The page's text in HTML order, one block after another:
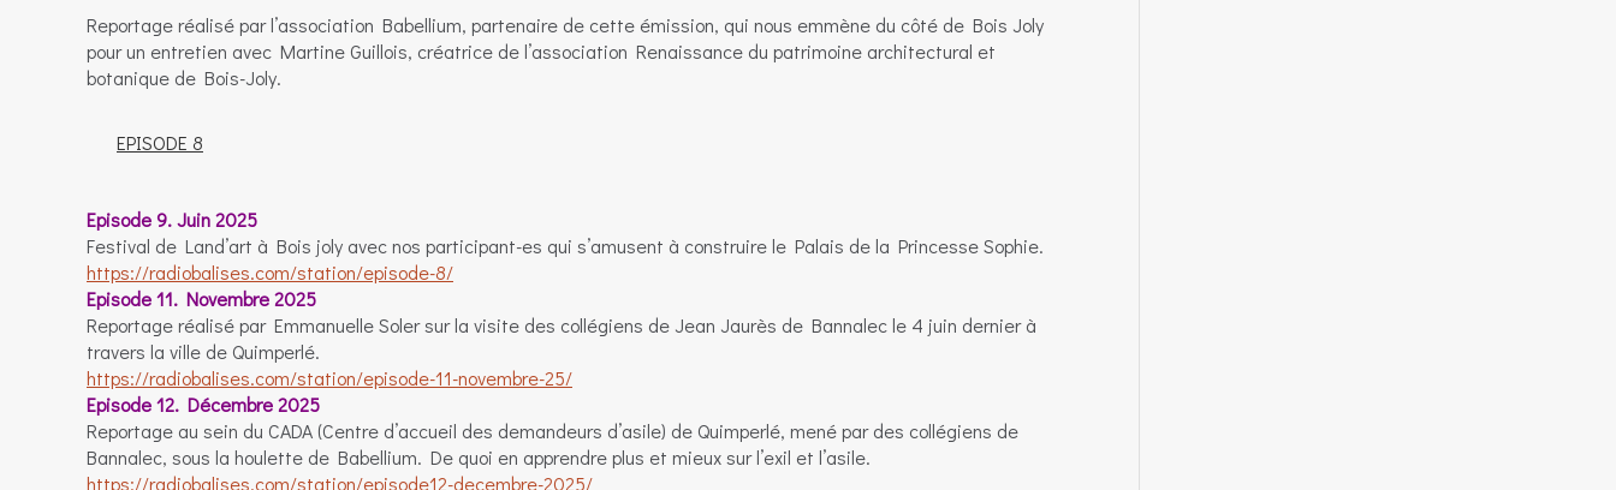
Reportage réalisé par l’association Babellium, partenaire de cette émission, qui nous emmène du côté de Bois Joly
pour un entretien avec Martine Guillois, créatrice de l’association Renaissance du patrimoine architectural et
botanique de Bois-Joly.
EPISODE 8
Episode 9. Juin 2025
Festival de Land’art à Bois joly avec nos participant-es qui s’amusent à construire le Palais de la Princesse Sophie.
https://radiobalises.com/station/episode-8/
Episode 11. Novembre 2025
Reportage réalisé par Emmanuelle Soler sur la visite des collégiens de Jean Jaurès de Bannalec le 4 juin dernier à
travers la ville de Quimperlé.
https://radiobalises.com/station/episode-11-novembre-25/
Episode 12. Décembre 2025
Reportage au sein du CADA (Centre d’accueil des demandeurs d’asile) de Quimperlé, mené par des collégiens de
Bannalec, sous la houlette de Babellium. De quoi en apprendre plus et mieux sur l’exil et l’asile.
https://radiobalises.com/station/episode12-decembre-2025/